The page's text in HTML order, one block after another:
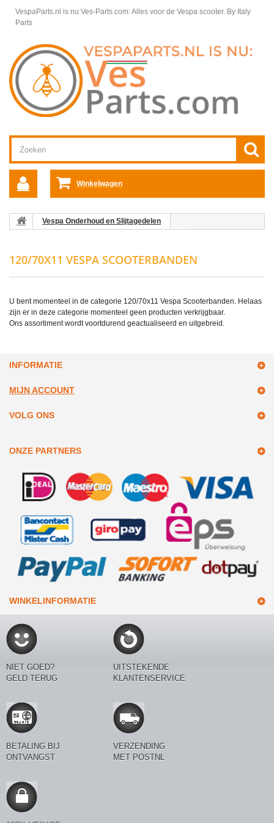
VespaParts.nl is nu Ves-Parts.com: Alles voor de Vespa scooter. By Italy
Parts
Winkelwagen
Vespa Onderhoud en Slijtagedelen
120/70X11 VESPA SCOOTERBANDEN
U bent momenteel in de categorie 120/70x11 Vespa Scooterbanden. Helaas
zijn er in deze categorie momenteel geen producten verkrijgbaar.
Ons assortiment wordt voortdurend geactualiseerd en uitgebreid.
INFORMATIE
MIJN ACCOUNT
VOLG ONS
ONZE PARTNERS
WINKELINFORMATIE
NIET GOED?
GELD TERUG
UITSTEKENDE
KLANTENSERVICE
BETALING BIJ
ONTVANGST
VERZENDING
MET POSTNL